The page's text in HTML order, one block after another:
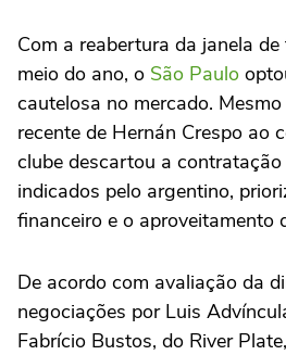
Com a reabertura da janela
meio do ano, o São Paulo
cautelosa no mercado.
recente de Hernán Crespo ao
clube descartou a
indicados pelo argentino,
financeiro e o aproveitamento
De acordo com avaliação da
negociações por Luis
Fabrício Bustos, do River